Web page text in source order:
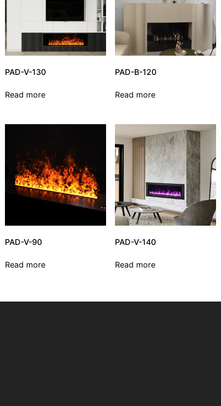
PAD-V-130
Read more
PAD-B-120
Read more
PAD-V-90
Read more
PAD-V-140
Read more